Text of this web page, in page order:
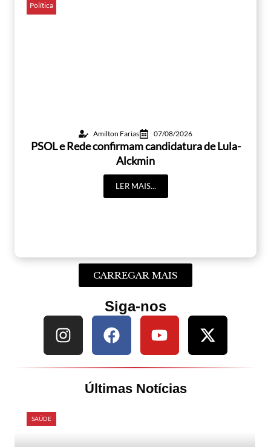
Política
Amilton Farias 07/08/2026
PSOL e Rede confirmam candidatura de Lula-
Alckmin
LER MAIS...
CARREGAR MAIS
Siga-nos
Últimas Notícias
SAÚDE